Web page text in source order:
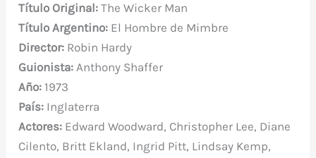
c
e
b
o
o
k
it
te
r
er
e
st
at
s
A
m
bl
r
d
di a
Título Original: The Wicker Man
Título Argentino: El Hombre de Mimbre
Director: Robin Hardy
Guionista: Anthony Shaffer
Año: 1973
País: Inglaterra
Actores: Edward Woodward, Christopher Lee, Diane
Cilento, Britt Ekland, Ingrid Pitt, Lindsay Kemp,